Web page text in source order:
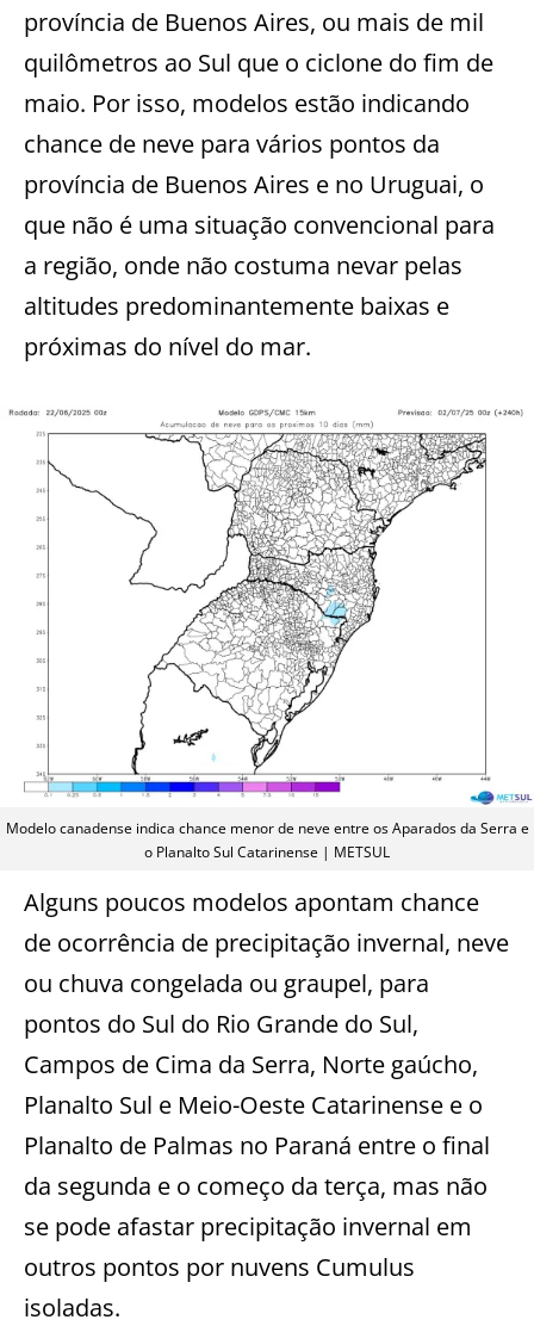
província de Buenos Aires, ou mais de mil
quilômetros ao Sul que o ciclone do fim de
maio. Por isso, modelos estão indicando
chance de neve para vários pontos da
província de Buenos Aires e no Uruguai, o
que não é uma situação convencional para
a região, onde não costuma nevar pelas
altitudes predominantemente baixas e
próximas do nível do mar.
Modelo canadense indica chance menor de neve entre os Aparados da Serra e
o Planalto Sul Catarinense | METSUL
Alguns poucos modelos apontam chance
de ocorrência de precipitação invernal, neve
ou chuva congelada ou graupel, para
pontos do Sul do Rio Grande do Sul,
Campos de Cima da Serra, Norte gaúcho,
Planalto Sul e Meio-Oeste Catarinense e o
Planalto de Palmas no Paraná entre o final
da segunda e o começo da terça, mas não
se pode afastar precipitação invernal em
outros pontos por nuvens Cumulus
isoladas.